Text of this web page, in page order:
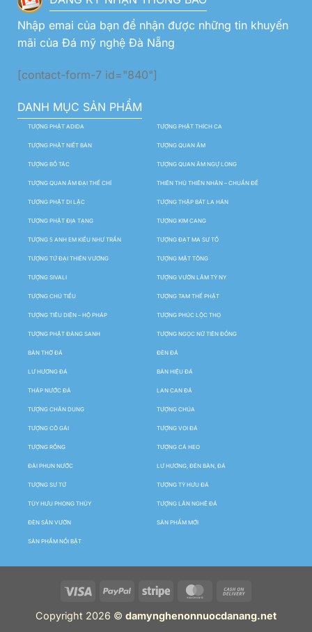
Nhập emai của bạn để nhận được những tin khuyến
mãi của Đá mỹ nghệ Đà Nẵng
[contact-form-7 id="840"]
DANH MỤC SẢN PHẨM
TƯỢNG PHẬT ADIDA TƯỢNG PHẬT THÍCH CA
TƯỢNG PHẬT NIẾT BÀN TƯỢNG QUAN ÂM
TƯỢNG BỒ TÁC TƯỢNG QUAN ÂM NGỰ LONG
TƯỢNG QUAN ÂM ĐẠI THẾ CHÍ THIÊN THỦ THIÊN NHÃN – CHUẨN ĐỀ
TƯỢNG PHẬT DI LẶC TƯỢNG THẬP BÁT LA HÁN
TƯỢNG PHẬT ĐỊA TẠNG TƯỢNG KIM CANG
TƯỢNG 5 ANH EM KIỀU NHƯ TRẦN TƯỢNG ĐẠT MA SƯ TỔ
TƯỢNG TỨ ĐẠI THIÊN VƯƠNG TƯỢNG MẬT TÔNG
TƯỢNG SIVALI TƯỢNG VƯỜN LÂM TỲ NY
TƯỢNG CHÚ TIỂU TƯỢNG TAM THẾ PHẬT
TƯỢNG TIÊU DIỆN – HỘ PHÁP TƯỢNG PHÚC LỘC THỌ
TƯỢNG PHẬT ĐẢNG SANH TƯỢNG NGỌC NỮ TIÊN ĐỒNG
BÀN THỜ ĐÁ ĐÈN ĐÁ
LƯ HƯƠNG ĐÁ BẢN HIỆU ĐÁ
THÁP NƯỚC ĐÁ LAN CAN ĐÁ
TƯỢNG CHÂN DUNG TƯỢNG CHÚA
TƯỢNG CÔ GÁI TƯỢNG VOI ĐÁ
TƯỢNG RỒNG TƯỢNG CÁ HEO
ĐÀI PHUN NƯỚC LƯ HƯƠNG, ĐÈN BÀN, ĐÁ
TƯỢNG SƯ TỬ TƯỢNG TỲ HƯU ĐÁ
TÙY HƯU PHONG THỦY TƯỢNG LÂN NGHÊ ĐÁ
ĐÈN SÂN VƯỜN SẢN PHẨM MỚI
SẢN PHẨM NỔI BẬT
Copyright 2026 © damynghenonnuocdanang.net